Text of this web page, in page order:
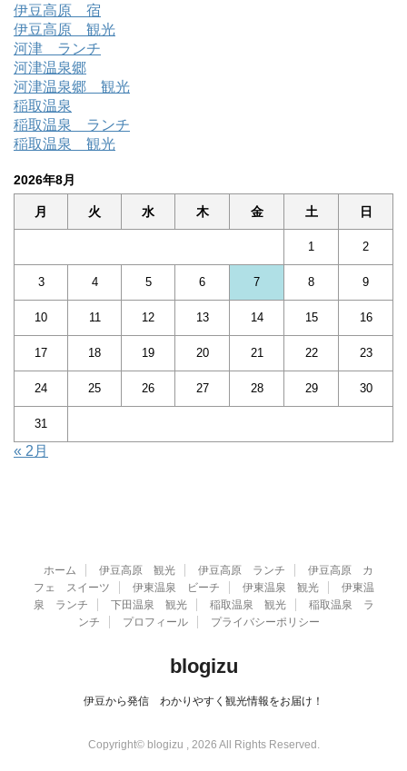
伊豆高原 宿
伊豆高原 観光
河津 ランチ
河津温泉郷
河津温泉郷 観光
稲取温泉
稲取温泉 ランチ
稲取温泉 観光
2026年8月
月 火 水 木 金 土 日
1 2
3 4 5 6 7 8 9
10 11 12 13 14 15 16
17 18 19 20 21 22 23
24 25 26 27 28 29 30
31
« 2月
ホーム 伊豆高原 観光 伊豆高原 ランチ
伊豆高原 カ
フェ スイーツ
伊東温泉 ビーチ 伊東温泉 観光
伊東温
泉 ランチ
下田温泉 観光 稲取温泉 観光
稲取温泉 ラ
ンチ
プロフィール プライバシーポリシー
blogizu
伊豆から発信 わかりやすく観光情報をお届け！
Copyright© blogizu , 2026 All Rights Reserved.